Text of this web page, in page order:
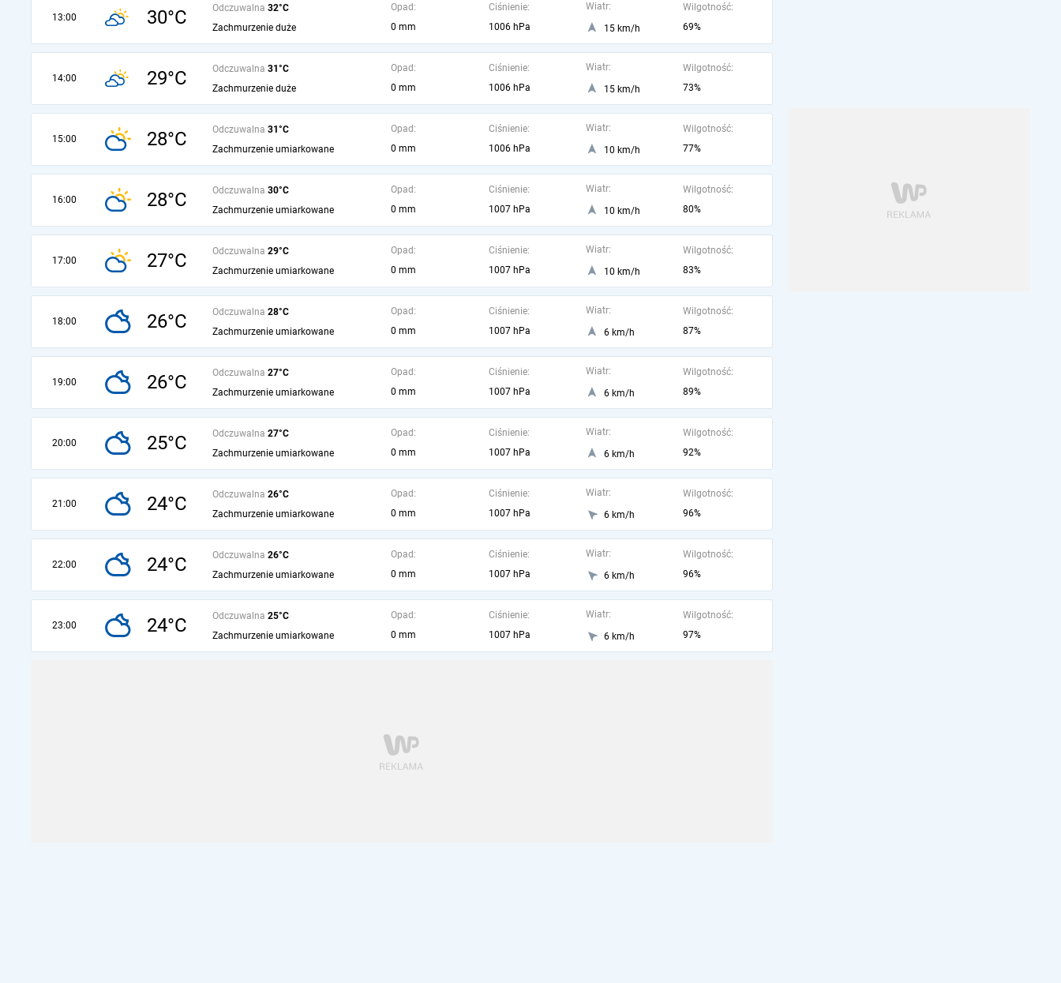
13:00 30°C Odczuwalna 32°C
Zachmurzenie duże
Opad:
0 mm
Ciśnienie:
1006 hPa
Wiatr:
15 km/h
Wilgotność:
69%
14:00 29°C Odczuwalna 31°C
Zachmurzenie duże
Opad:
0 mm
Ciśnienie:
1006 hPa
Wiatr:
15 km/h
Wilgotność:
73%
15:00 28°C Odczuwalna 31°C
Zachmurzenie umiarkowane
Opad:
0 mm
Ciśnienie:
1006 hPa
Wiatr:
10 km/h
Wilgotność:
77%
16:00 28°C Odczuwalna 30°C
Zachmurzenie umiarkowane
Opad:
0 mm
Ciśnienie:
1007 hPa
Wiatr:
10 km/h
Wilgotność:
80%
17:00 27°C Odczuwalna 29°C
Zachmurzenie umiarkowane
Opad:
0 mm
Ciśnienie:
1007 hPa
Wiatr:
10 km/h
Wilgotność:
83%
18:00 26°C Odczuwalna 28°C
Zachmurzenie umiarkowane
Opad:
0 mm
Ciśnienie:
1007 hPa
Wiatr:
6 km/h
Wilgotność:
87%
19:00 26°C Odczuwalna 27°C
Zachmurzenie umiarkowane
Opad:
0 mm
Ciśnienie:
1007 hPa
Wiatr:
6 km/h
Wilgotność:
89%
20:00 25°C Odczuwalna 27°C
Zachmurzenie umiarkowane
Opad:
0 mm
Ciśnienie:
1007 hPa
Wiatr:
6 km/h
Wilgotność:
92%
21:00 24°C Odczuwalna 26°C
Zachmurzenie umiarkowane
Opad:
0 mm
Ciśnienie:
1007 hPa
Wiatr:
6 km/h
Wilgotność:
96%
22:00 24°C Odczuwalna 26°C
Zachmurzenie umiarkowane
Opad:
0 mm
Ciśnienie:
1007 hPa
Wiatr:
6 km/h
Wilgotność:
96%
23:00 24°C Odczuwalna 25°C
Zachmurzenie umiarkowane
Opad:
0 mm
Ciśnienie:
1007 hPa
Wiatr:
6 km/h
Wilgotność:
97%